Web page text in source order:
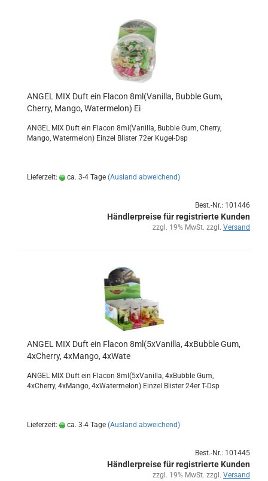
ANGEL MIX Duft ein Fla­con 8ml(Va­nil­la, Bub­ble Gum,
Cher­ry, Mango, Wa­ter­me­lon) Ei
ANGEL MIX Duft ein Fla­con 8ml(Va­nil­la, Bub­ble Gum, Cher­ry,
Mango, Wa­ter­me­lon) Ein­zel Blis­ter 72er Kugel-​Dsp
Lieferzeit: ca. 3-4 Tage (Ausland abweichend)
Best.-Nr.: 101446
Händlerpreise für registrierte Kunden
zzgl. 19% MwSt. zzgl. Versand
ANGEL MIX Duft ein Fla­con 8ml(5xVanilla, 4xBubble Gum,
4xCherry, 4xMango, 4xWate
ANGEL MIX Duft ein Fla­con 8ml(5xVanilla, 4xBubble Gum,
4xCherry, 4xMango, 4xWatermelon) Ein­zel Blis­ter 24er T-Dsp
Lieferzeit: ca. 3-4 Tage (Ausland abweichend)
Best.-Nr.: 101445
Händlerpreise für registrierte Kunden
zzgl. 19% MwSt. zzgl. Versand